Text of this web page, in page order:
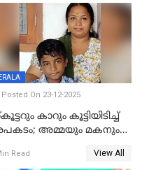
Posted On 23-12-2025
കാറും കൂട്ടിയിടിച്ച്
അമ്മയും മകനും
Read View All